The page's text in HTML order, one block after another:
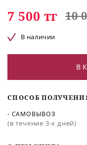
7 500 тг 10
В наличии
В
СПОСОБ
- САМОВЫВОЗ
(в течение 3-х дней)